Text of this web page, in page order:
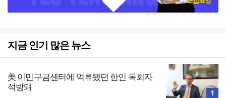
지금 인기 많은 뉴스
美 이민구금센터에 억류됐던 한인 목회자
석방돼
1